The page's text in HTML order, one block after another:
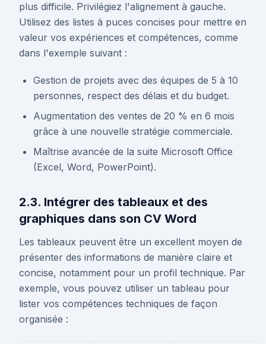
plus difficile. Privilégiez l'alignement à gauche.
Utilisez des listes à puces concises pour mettre en
valeur vos expériences et compétences, comme
dans l'exemple suivant :
Gestion de projets avec des équipes de 5 à 10
personnes, respect des délais et du budget.
Augmentation des ventes de 20 % en 6 mois
grâce à une nouvelle stratégie commerciale.
Maîtrise avancée de la suite Microsoft Office
(Excel, Word, PowerPoint).
2.3. Intégrer des tableaux et des
graphiques dans son CV Word
Les tableaux peuvent être un excellent moyen de
présenter des informations de manière claire et
concise, notamment pour un profil technique. Par
exemple, vous pouvez utiliser un tableau pour
lister vos compétences techniques de façon
organisée :